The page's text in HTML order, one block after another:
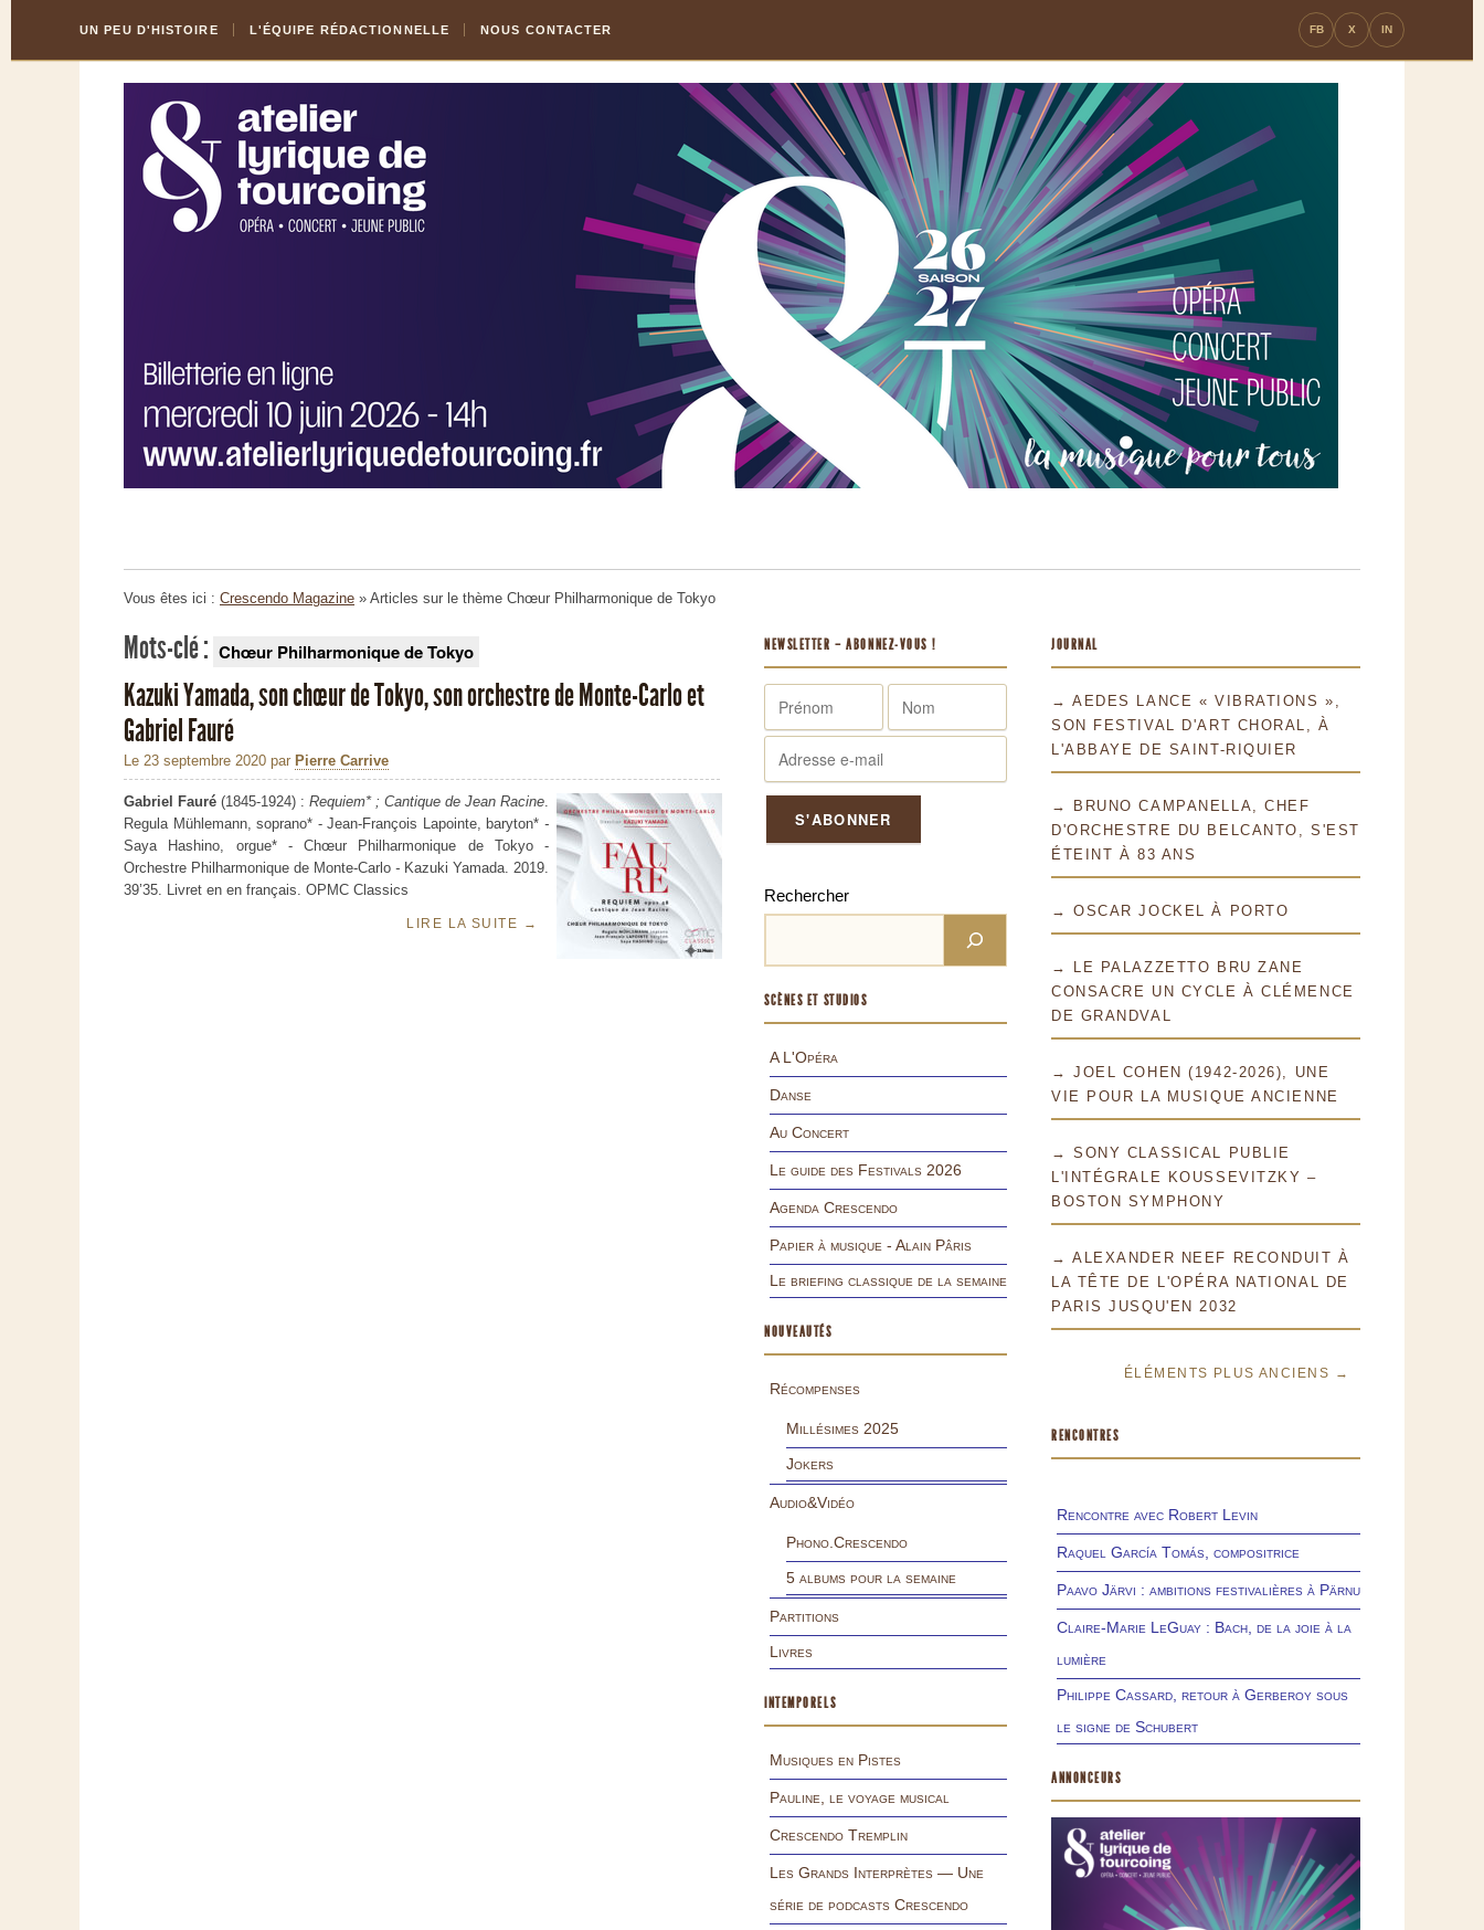
Content
la
UN PEU D'HISTOIRE L'ÉQUIPE RÉDACTIONNELLE NOUS CONTACTER FB X IN
Vous êtes ici : Crescendo Magazine » Articles sur le thème Chœur Philharmonique de Tokyo
Mots-clé : Chœur Philharmonique de Tokyo
Kazuki Yamada, son chœur de Tokyo, son orchestre de Monte-Carlo et
Gabriel Fauré
Le 23 septembre 2020 par Pierre Carrive
Gabriel Fauré (1845-1924) : Requiem* ; Cantique de Jean Racine.
Regula Mühlemann, soprano* - Jean-François Lapointe, baryton* -
Saya Hashino, orgue* - Chœur Philharmonique de Tokyo -
Orchestre Philharmonique de Monte-Carlo - Kazuki Yamada. 2019.
39’35. Livret en en français. OPMC Classics
LIRE LA SUITE →
NEWSLETTER – ABONNEZ-VOUS !
Rechercher
SCÈNES ET STUDIOS
A L'Opéra
Danse
Au Concert
Le guide des Festivals 2026
Agenda Crescendo
Papier à musique - Alain Pâris
Le briefing classique de la semaine
NOUVEAUTÉS
Récompenses
Millésimes 2025
Jokers
Audio&Vidéo
Phono.Crescendo
5 albums pour la semaine
Partitions
Livres
INTEMPORELS
Musiques en Pistes
Pauline, le voyage musical
Crescendo Tremplin
Les Grands Interprètes — Une
série de podcasts Crescendo
JOURNAL
→ AEDES LANCE « VIBRATIONS »,
SON FESTIVAL D'ART CHORAL, À
L'ABBAYE DE SAINT-RIQUIER
→ BRUNO CAMPANELLA, CHEF
D'ORCHESTRE DU BELCANTO, S'EST
ÉTEINT À 83 ANS
→ OSCAR JOCKEL À PORTO
→ LE PALAZZETTO BRU ZANE
CONSACRE UN CYCLE À CLÉMENCE
DE GRANDVAL
→ JOEL COHEN (1942-2026), UNE
VIE POUR LA MUSIQUE ANCIENNE
→ SONY CLASSICAL PUBLIE
L'INTÉGRALE KOUSSEVITZKY –
BOSTON SYMPHONY
→ ALEXANDER NEEF RECONDUIT À
LA TÊTE DE L'OPÉRA NATIONAL DE
PARIS JUSQU'EN 2032
ÉLÉMENTS PLUS ANCIENS →
RENCONTRES
Rencontre avec Robert Levin
Raquel García Tomás, compositrice
Paavo Järvi : ambitions festivalières à Pärnu
Claire-Marie LeGuay : Bach, de la joie à la
lumière
Philippe Cassard, retour à Gerberoy sous
le signe de Schubert
ANNONCEURS